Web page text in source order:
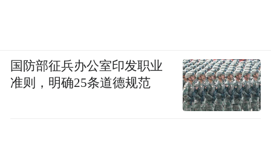
国防部征兵办公室印发职业
准则，明确25条道德规范